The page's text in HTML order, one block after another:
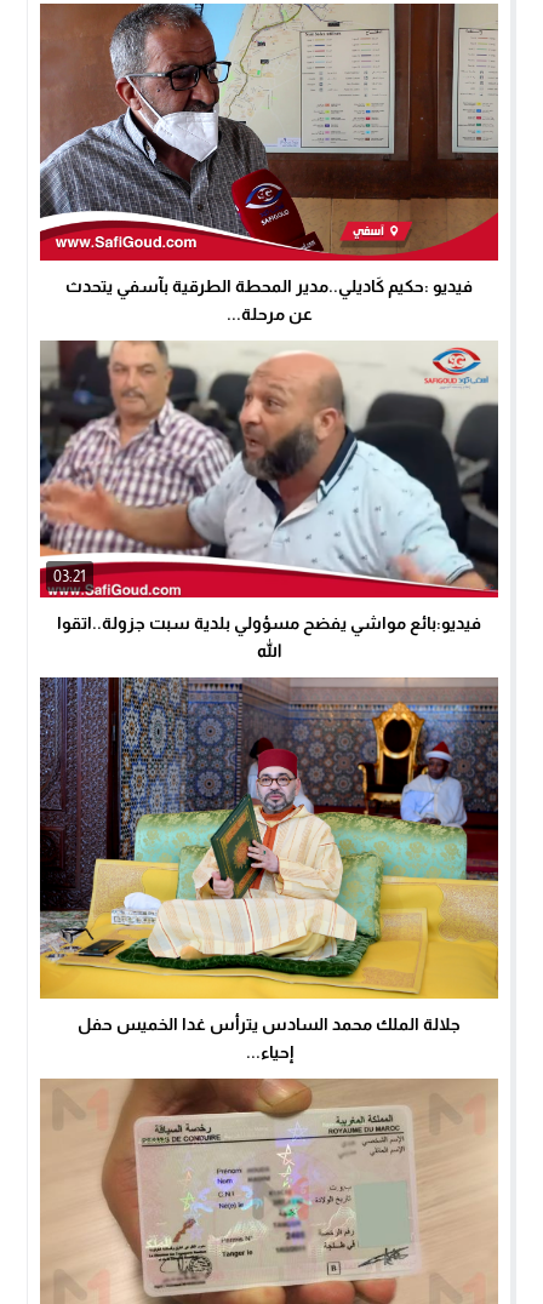
فيديو :حكيم كَاديلي..مدير المحطة الطرقية بآسفي يتحدث
عن مرحلة...
03:21
فيديو:بائع مواشي يفضح مسؤولي بلدية سبت جزولة..اتقوا
الله
جلالة الملك محمد السادس يترأس غدا الخميس حفل
إحياء...